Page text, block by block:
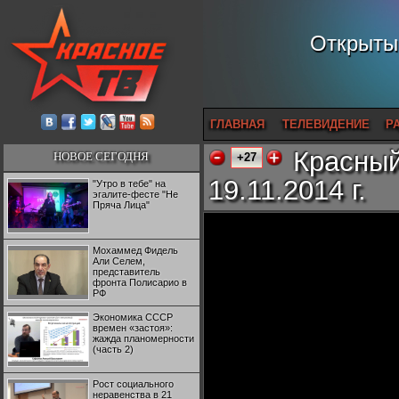
ГЛАВНАЯ ТЕЛЕВИДЕНИЕ
НОВОЕ СЕГОДНЯ
"Утро в тебе" на
эгалите-фесте "Не
Пряча Лица"
Мохаммед Фидель
Али Селем,
представитель
фронта Полисарио в
РФ
Экономика СССР
времен «застоя»:
жажда планомерности
(часть 2)
Рост социального
неравенства в 21
+27
19.11.2014 г.